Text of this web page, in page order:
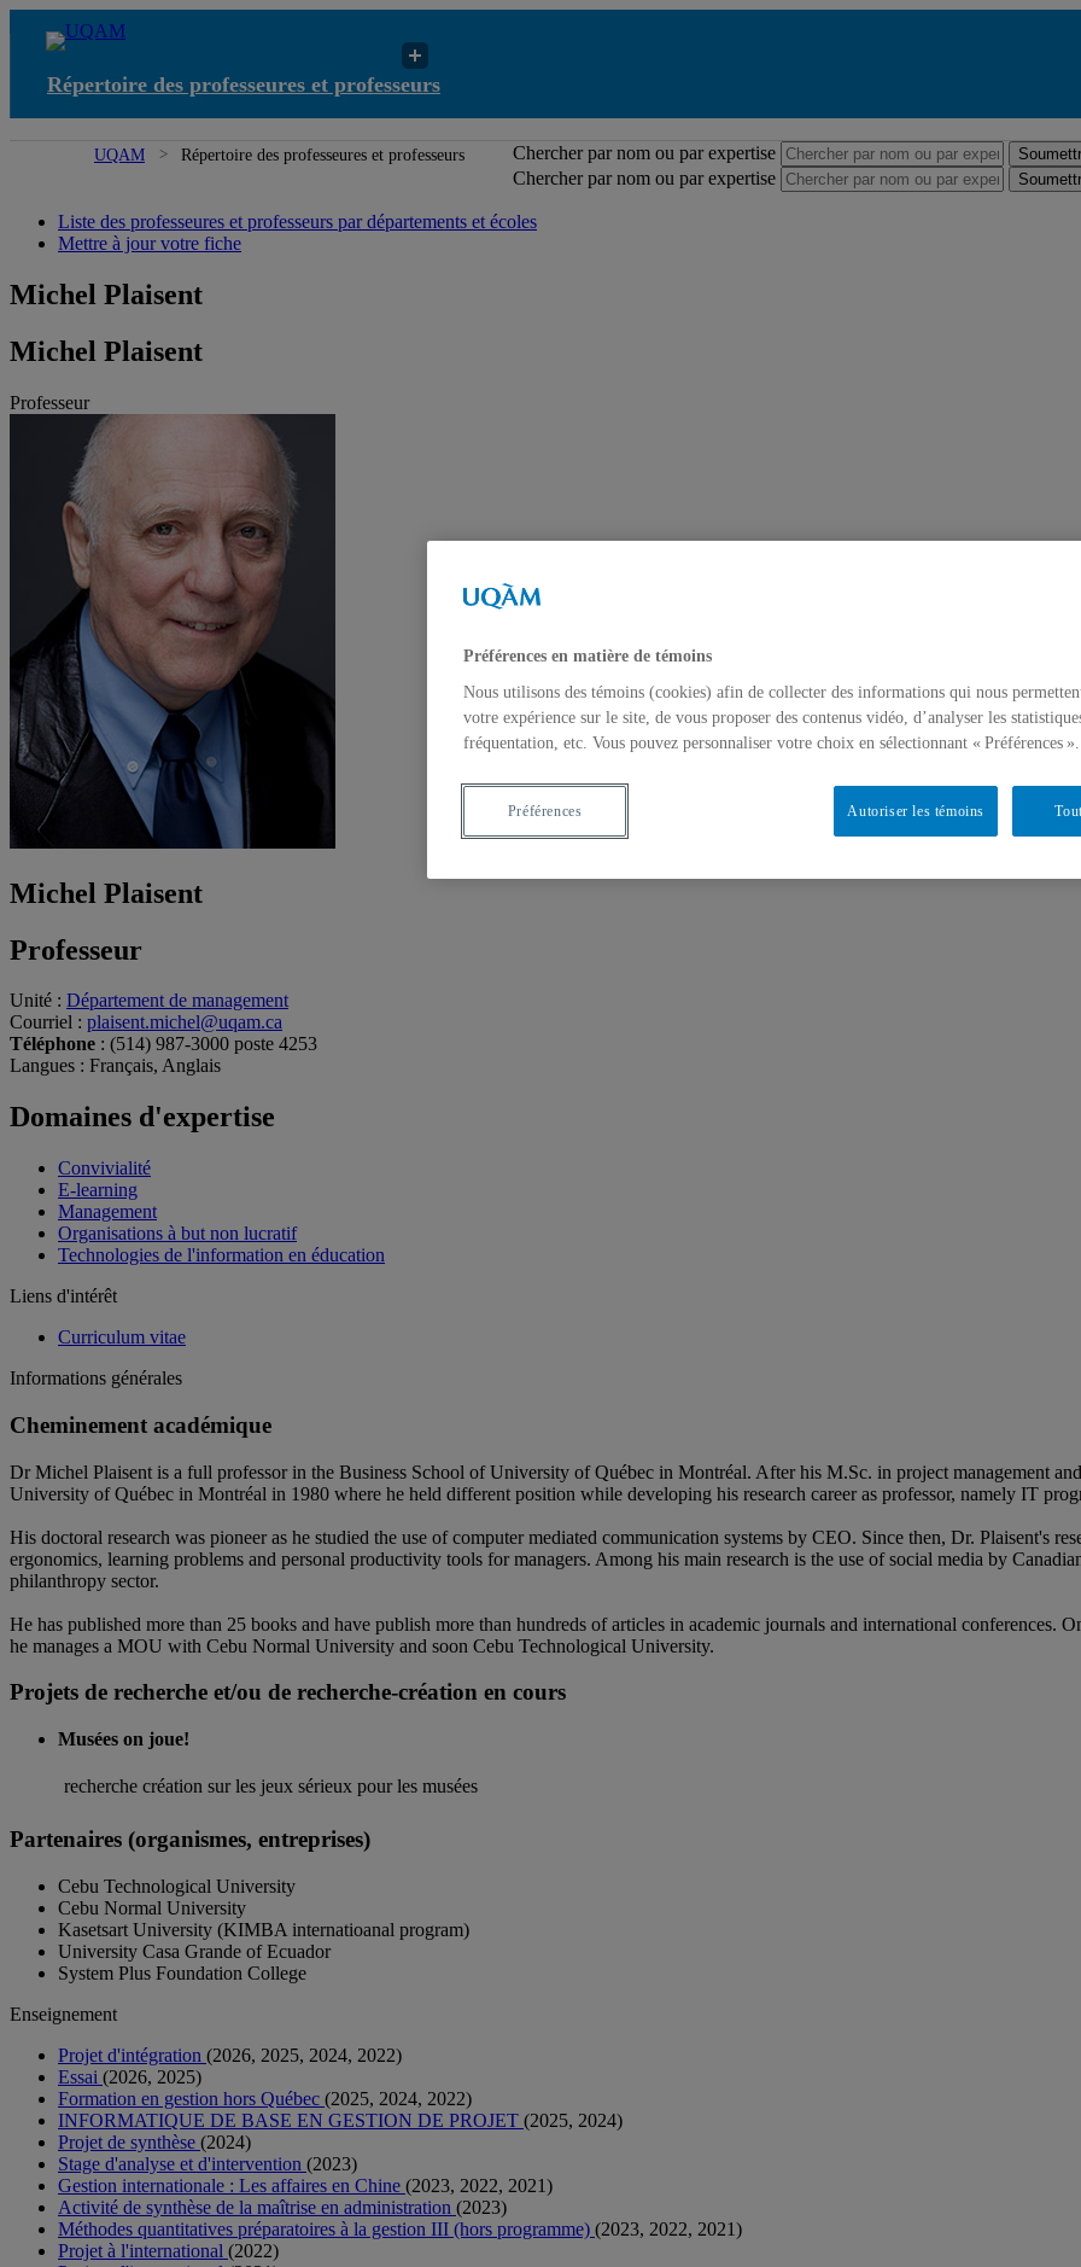
Répertoire des professeures et professeurs
UQAM Répertoire des professeures et professeurs
Chercher par nom ou par expertise
Chercher par nom ou par expertise
Liste des professeures et professeurs par départements et écoles
Mettre à jour votre fiche
Michel Plaisent
Michel Plaisent
Professeur
Michel Plaisent
Professeur
Unité : Département de management
Courriel : plaisent.michel@uqam.ca
Téléphone : (514) 987-3000 poste 4253
Langues : Français, Anglais
Domaines d'expertise
Convivialité
E-learning
Management
Organisations à but non lucratif
Technologies de l'information en éducation
Liens d'intérêt
Curriculum vitae
Informations générales
Cheminement académique
Dr Michel Plaisent is a full professor in the Business School of University of Québec in Montréal. After his M.Sc. in project management
University of Québec in Montréal in 1980 where he held different position while developing his research career as professor, namely IT
His doctoral research was pioneer as he studied the use of computer mediated communication systems by CEO. Since then, Dr. Plaisent's
ergonomics, learning problems and personal productivity tools for managers. Among his main research is the use of social media by
philanthropy sector.
He has published more than 25 books and have publish more than hundreds of articles in academic journals and international conferences.
he manages a MOU with Cebu Normal University and soon Cebu Technological University.
Projets de recherche et/ou de recherche-création en cours
Musées on joue!
recherche création sur les jeux sérieux pour les musées
Partenaires (organismes, entreprises)
Cebu Technological University
Cebu Normal University
Kasetsart University (KIMBA internatioanal program)
University Casa Grande of Ecuador
System Plus Foundation College
Enseignement
Projet d'intégration (2026, 2025, 2024, 2022)
Essai (2026, 2025)
Formation en gestion hors Québec (2025, 2024, 2022)
INFORMATIQUE DE BASE EN GESTION DE PROJET (2025, 2024)
Projet de synthèse (2024)
Stage d'analyse et d'intervention (2023)
Gestion internationale : Les affaires en Chine (2023, 2022, 2021)
Activité de synthèse de la maîtrise en administration (2023)
Méthodes quantitatives préparatoires à la gestion III (hors programme) (2023, 2022, 2021)
Projet à l'international (2022)
Préférences en matière de témoins
Nous utilisons des témoins (cookies) afin de collecter des informations qui nous
votre expérience sur le site, de vous proposer des contenus vidéo, d’analyser les
fréquentation, etc. Vous pouvez personnaliser votre choix en sélectionnant « Préférences ».
Autoriser les témoins
Préférences